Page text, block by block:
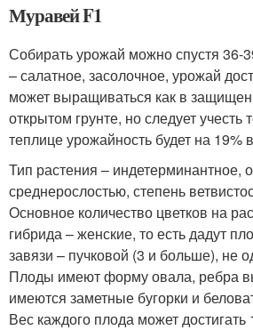
Муравей F1
Собирать урожай можно спустя 36-
– салатное, засолочное, урожай
может выращиваться как в
открытом грунте, но следует учесть
теплице урожайность будет на 19%
Тип растения – индетерминантное,
среднерослостью, степень
Основное количество цветков на
гибрида – женские, то есть дадут
завязи – пучковой (3 и больше), не
Плоды имеют форму овала, ребра
имеются заметные бугорки и
Вес каждого плода может достигать